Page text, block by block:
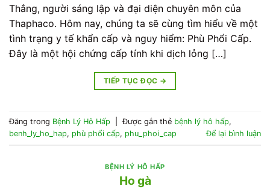
Thắng, người sáng lập và đại diện chuyên môn của
Thaphaco. Hôm nay, chúng ta sẽ cùng tìm hiểu về một
tình trạng y tế khẩn cấp và nguy hiểm: Phù Phổi Cấp.
Đây là một hội chứng cấp tính khi dịch lỏng […]
TIẾP TỤC ĐỌC →
Đăng trong Bệnh Lý Hô Hấp Được gắn thẻ bệnh lý hô hấp,
benh_ly_ho_hap, phù phổi cấp, phu_phoi_cap Để lại bình luận
BỆNH LÝ HÔ HẤP
Ho gà